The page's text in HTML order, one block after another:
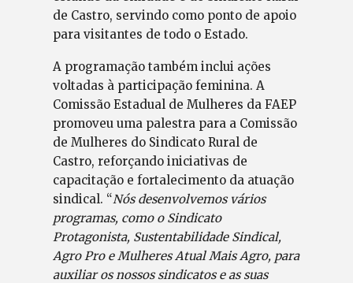
de Castro, servindo como ponto de apoio
para visitantes de todo o Estado.
A programação também inclui ações
voltadas à participação feminina. A
Comissão Estadual de Mulheres da FAEP
promoveu uma palestra para a Comissão
de Mulheres do Sindicato Rural de
Castro, reforçando iniciativas de
capacitação e fortalecimento da atuação
sindical. “Nós desenvolvemos vários
programas, como o Sindicato
Protagonista, Sustentabilidade Sindical,
Agro Pro e Mulheres Atual Mais Agro, para
auxiliar os nossos sindicatos e as suas